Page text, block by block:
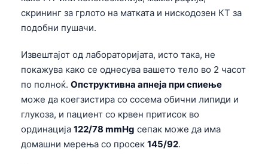
скрининг за грлото на матката и нискодозен КТ за
подобни пушачи.
Извештајот од лабораторијата, исто така, не
покажува како се однесува вашето тело во 2 часот
по полноќ. Опструктивна апнеја при спиење
може да коегзистира со сосема обични липиди и
глукоза, и пациент со крвен притисок во
ординација 122/78 mmHg сепак може да има
домашни мерења со просек 145/92. ئۇيغۇرچە
Кыргызча
Татар теле
Беларуская мова
Esperanto
Ślōnskŏ gŏdka